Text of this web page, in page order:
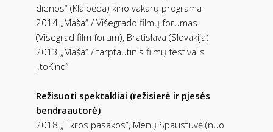
dienos“ (Klaipėda) kino vakarų programa
2014 „Maša“ / Višegrado filmų forumas
(Visegrad film forum), Bratislava (Slovakija)
2013 „Maša“ / tarptautinis filmų festivalis
„toKino“
Režisuoti spektakliai (režisierė ir pjesės
bendraautorė)
2018 „Tikros pasakos“, Menų Spaustuvė (nuo